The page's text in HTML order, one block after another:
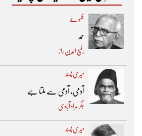
مجموعے
حمد
رفیع الدین راز
میری پسند
آدمی، آدمی سے ملتا ہے
جگر مراد آبادی
میری پسند